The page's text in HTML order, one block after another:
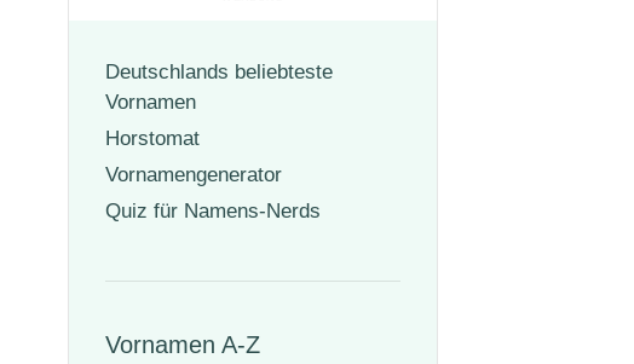
Deutschlands beliebteste
Vornamen
Horstomat
Vornamengenerator
Quiz für Namens-Nerds
Vornamen A-Z